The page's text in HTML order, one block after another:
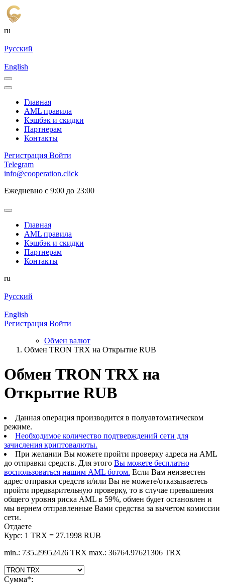
ru
Русский
English
Главная
AML правила
Кэшбэк и cкидки
Партнерам
Контакты
Регистрация Войти
Telegram
info@cooperation.click
Ежедневно с 9:00 до 23:00
Главная
AML правила
Кэшбэк и cкидки
Партнерам
Контакты
ru
Русский
English
Регистрация Войти
Обмен валют
Обмен TRON TRX на Открытие RUB
Обмен TRON TRX на
Открытие RUB
Данная операция производится в полуавтоматическом
режиме.
Необходимое количество подтверждений сети для
зачисления криптовалюты.
При желании Вы можете пройти проверку адреса на AML
до отправки средств. Для этого Вы можете бесплатно
воспользоваться нашим AML ботом. Если Вам неизвестен
адрес отправки средств и/или Вы не можете/отказываетесь
пройти предварительную проверку, то в случае превышения
общего уровня риска AML в 59%, обмен будет остановлен и
мы вернем отправленные Вами средства за вычетом комиссии
сети.
Отдаете
Курс: 1 TRX = 27.1998 RUB
min.: 735.29952426 TRX max.: 36764.97621306 TRX
Сумма*: